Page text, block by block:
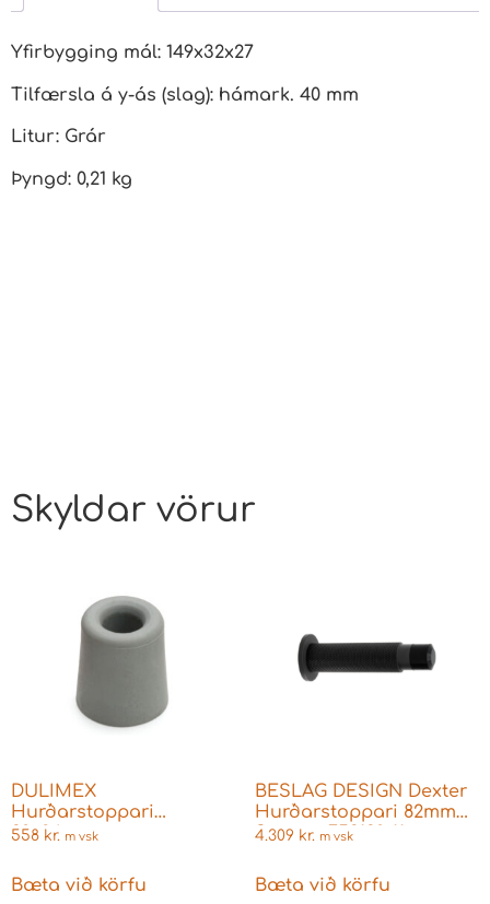
Yfirbygging mál: 149x32x27
Tilfærsla á y-ás (slag): hámark. 40 mm
Litur: Grár
Þyngd: 0,21 kg
Skyldar vörur
DULIMEX
Hurðarstoppari
30x24mm
558 kr. m vsk
Bæta við körfu
BESLAG DESIGN Dexter
Hurðarstoppari 82mm
Svartur 753130-11
4.309 kr. m vsk
Bæta við körfu